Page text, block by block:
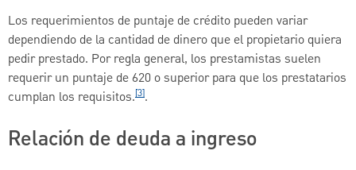
Los requerimientos de puntaje de crédito pueden variar
dependiendo de la cantidad de dinero que el propietario quiera
pedir prestado. Por regla general, los prestamistas suelen
requerir un puntaje de 620 o superior para que los prestatarios
cumplan los requisitos.[3].
Relación de deuda a ingreso